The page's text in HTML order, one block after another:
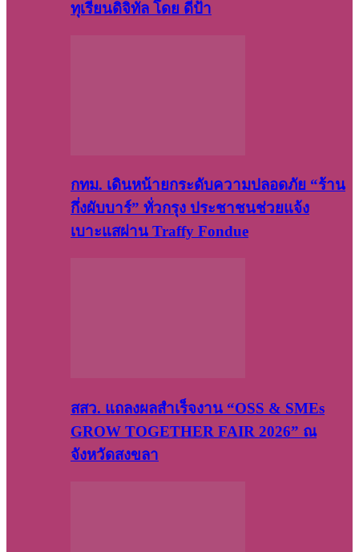
ทุเรียนดิจิทัล โดย ดีป้า
กทม. เดินหน้ายกระดับความปลอดภัย “ร้าน
กึ่งผับบาร์” ทั่วกรุง ประชาชนช่วยแจ้ง
เบาะแสผ่าน Traffy Fondue
สสว. แถลงผลสำเร็จงาน “OSS & SMEs
GROW TOGETHER FAIR 2026” ณ
จังหวัดสงขลา